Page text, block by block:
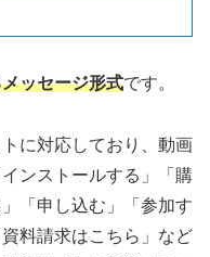
ッセージ形式です。
に対応しており、動画
ンストールする」「購
「申し込む」「参加す
料請求はこちら」など